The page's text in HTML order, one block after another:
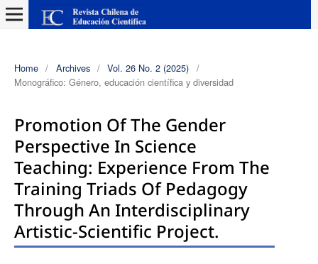
Home / Archives / Vol. 26 No. 2 (2025) /
Monográfico: Género, educación científica y diversidad
Promotion Of The Gender
Perspective In Science
Teaching: Experience From The
Training Triads Of Pedagogy
Through An Interdisciplinary
Artistic-Scientific Project.